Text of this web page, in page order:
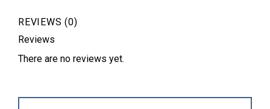
REVIEWS (0)
Reviews
There are no reviews yet.